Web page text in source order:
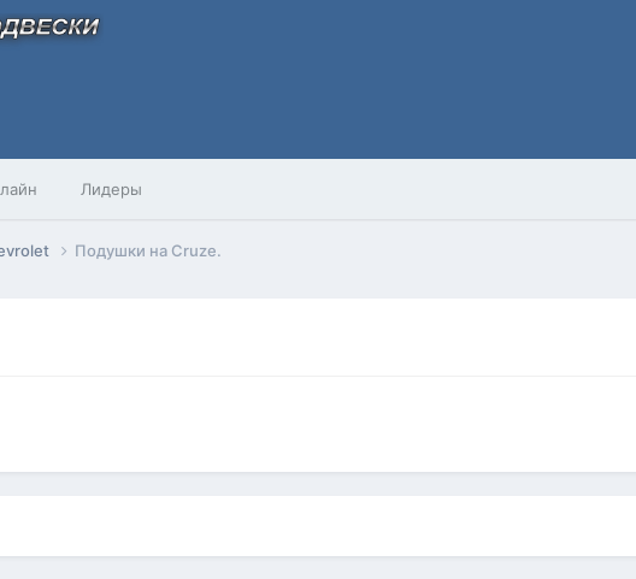
Лидеры
Подушки на Cruze.